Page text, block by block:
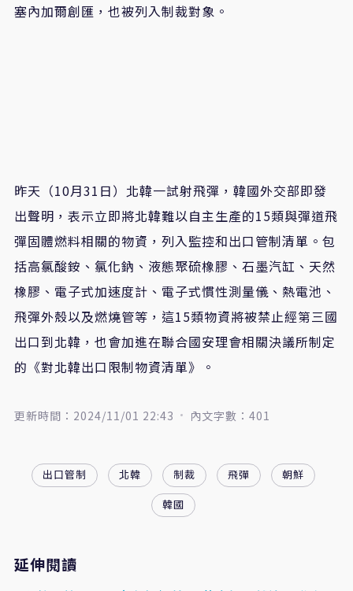
塞內加爾創匯，也被列入制裁對象。
昨天（10月31日）北韓一試射飛彈，韓國外交部即發
出聲明，表示立即將北韓難以自主生產的15類與彈道飛
彈固體燃料相關的物資，列入監控和出口管制清單。包
括高氯酸銨、氯化鈉、液態聚硫橡膠、石墨汽缸、天然
橡膠、電子式加速度計、電子式慣性測量儀、熱電池、
飛彈外殼以及燃燒管等，這15類物資將被禁止經第三國
出口到北韓，也會加進在聯合國安理會相關決議所制定
的《對北韓出口限制物資清單》。
更新時間：2024/11/01 22:43 內文字數：401
出口管制 北韓 制裁 飛彈
朝鮮
韓國
延伸閱讀